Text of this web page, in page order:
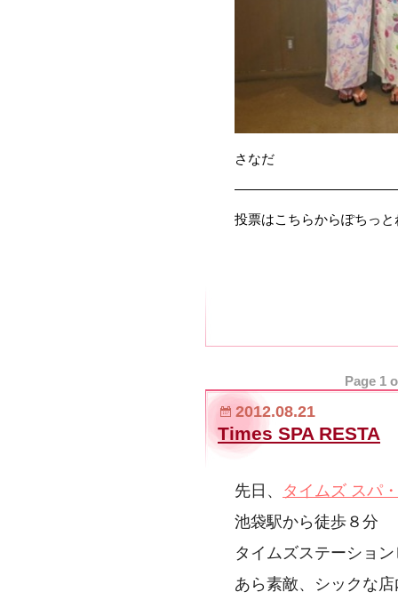
さなだ
投票はこちらからぽちっ
Page 1
2012.08.21
Times SPA RESTA
先日、 タイムズ スパ
池袋駅から徒歩８分
タイムズステーショ
あら素敵、シックな